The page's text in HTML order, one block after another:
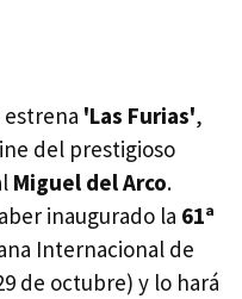
estrena 'Las Furias',
del prestigioso
Miguel del Arco.
inaugurado la 61ª
Internacional de
de octubre) y lo hará